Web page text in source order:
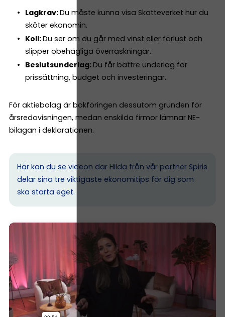
Lagkrav:Du måste kunna visa Skatteverket hur du
sköter ekonomin.
Koll:Du ser om du går med vinst eller förlust och
slipper obehagliga överraskningar.
Beslutsunderlag: Du får bättre underlag för
prissättning, budget och investeringar.
För aktiebolag är bokföringen dessutom grunden för
årsredovisningen, medan enskilda firmor lämnar NE-
bilagan i deklarationen.
Här kan du se videon där Hilda från vår partner Spiris
delar sina tre viktigaste ekonomitips för dig som
ska starta eget.